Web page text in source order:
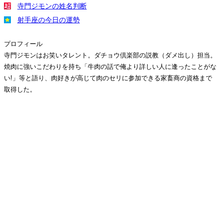
寺門ジモンの姓名判断
射手座の今日の運勢
プロフィール
寺門ジモンはお笑いタレント。ダチョウ倶楽部の説教（ダメ出し）担当。
焼肉に強いこだわりを持ち「牛肉の話で俺より詳しい人に逢ったことがな
い!」等と語り、肉好きが高じて肉のセリに参加できる家畜商の資格まで
取得した。